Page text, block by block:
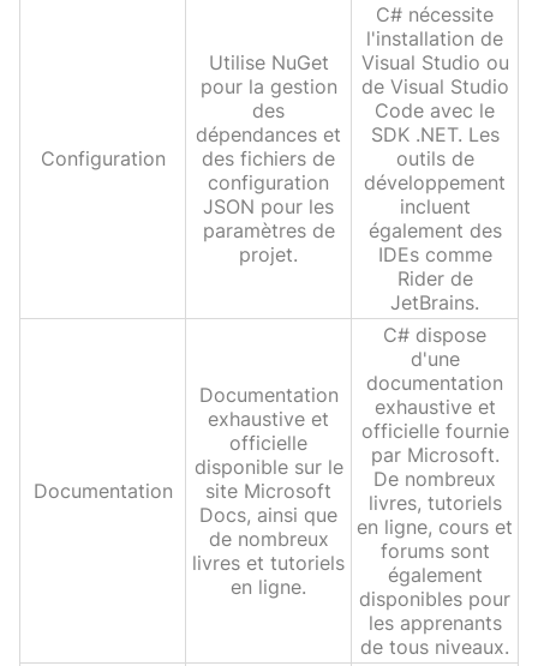
Configuration
Utilise NuGet
pour la gestion
des
dépendances et
des fichiers de
configuration
JSON pour les
paramètres de
projet.
C# nécessite
l'installation de
Visual Studio ou
de Visual Studio
Code avec le
SDK .NET. Les
outils de
développement
incluent
également des
IDEs comme
Rider de
JetBrains.
Documentation
Documentation
exhaustive et
officielle
disponible sur le
site Microsoft
Docs, ainsi que
de nombreux
livres et tutoriels
en ligne.
C# dispose
d'une
documentation
exhaustive et
officielle fournie
par Microsoft.
De nombreux
livres, tutoriels
en ligne, cours et
forums sont
également
disponibles pour
les apprenants
de tous niveaux.